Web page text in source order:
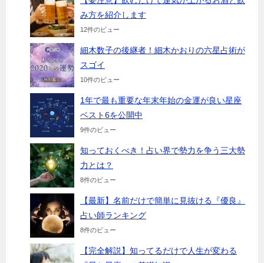
み方を紹介します
12件のビュー
細木数子の後継者！細木かおりの六星占術が
スゴイ
10件のビュー
1年で最も重要な年末年始の金運が良い星座
ベスト6を公開中
9件のビュー
知っておくべき！占い界で勢力を争う三大勢
力とは？
8件のビュー
【最新】名前だけで簡単に見抜ける『優良』
占い師ランキング
8件のビュー
【完全解説】知ってるだけで人生が変わる